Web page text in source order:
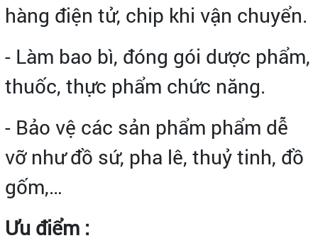
hàng điện tử, chip khi vận chuyển.
- Làm bao bì, đóng gói dược phẩm,
thuốc, thực phẩm chức năng.
- Bảo vệ các sản phẩm phẩm dễ
vỡ như đồ sứ, pha lê, thuỷ tinh, đồ
gốm,…
Ưu điểm :